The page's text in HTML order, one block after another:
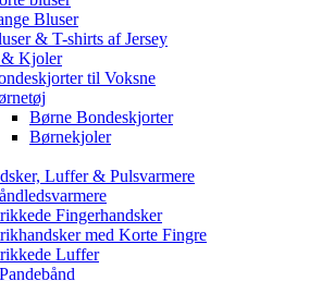
Bluser
& T-shirts af Jersey
& Kjoler
til Voksne
Børne Bondeskjorter
Børnekjoler
Luffer & Pulsvarmere
Fingerhandsker
med Korte Fingre
Luffer